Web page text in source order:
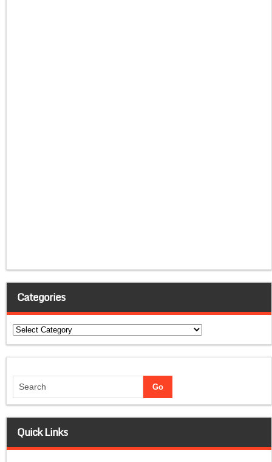
Categories
Categories
Quick Links